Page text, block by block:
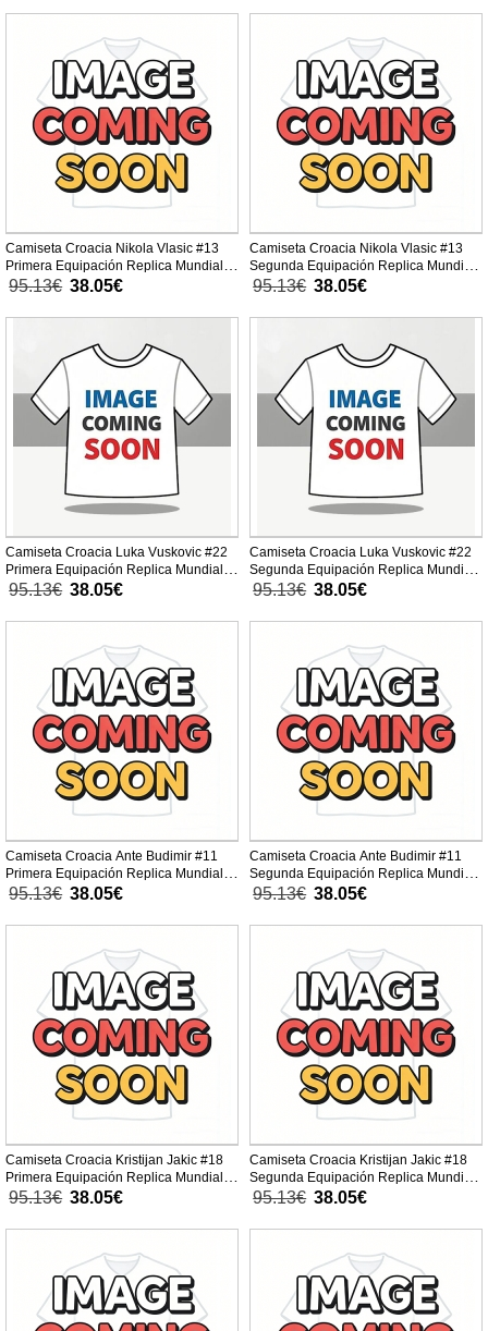
Camiseta Croacia Nikola Vlasic #13
Primera Equipación Replica Mundial
2026 para mujer mangas cortas
95.13€ 38.05€
Camiseta Croacia Nikola Vlasic #13
Segunda Equipación Replica Mundial
2026 para mujer mangas cortas
95.13€ 38.05€
Camiseta Croacia Luka Vuskovic #22
Primera Equipación Replica Mundial
2026 para mujer mangas cortas
95.13€ 38.05€
Camiseta Croacia Luka Vuskovic #22
Segunda Equipación Replica Mundial
2026 para mujer mangas cortas
95.13€ 38.05€
Camiseta Croacia Ante Budimir #11
Primera Equipación Replica Mundial
2026 para mujer mangas cortas
95.13€ 38.05€
Camiseta Croacia Ante Budimir #11
Segunda Equipación Replica Mundial
2026 para mujer mangas cortas
95.13€ 38.05€
Camiseta Croacia Kristijan Jakic #18
Primera Equipación Replica Mundial
2026 para mujer mangas cortas
95.13€ 38.05€
Camiseta Croacia Kristijan Jakic #18
Segunda Equipación Replica Mundial
2026 para mujer mangas cortas
95.13€ 38.05€